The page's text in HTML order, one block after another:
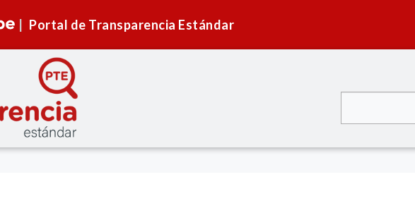
Portal de Transparencia Estándar